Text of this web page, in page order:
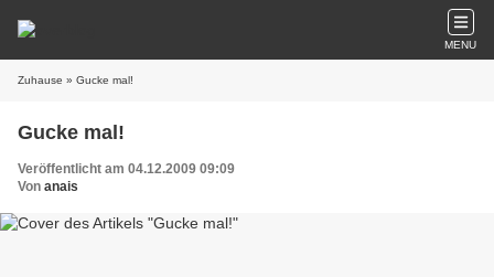
MENU
Zuhause » Gucke mal!
Gucke mal!
Veröffentlicht am 04.12.2009 09:09
Von anais